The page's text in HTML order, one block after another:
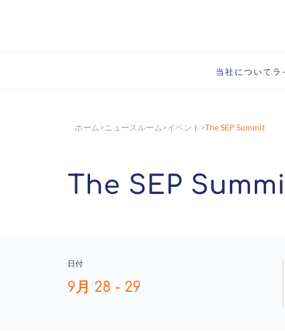
当社について ラ
ホーム ニュースルーム イベント The SEP Summit
The SEP
日付
9月 28 - 29